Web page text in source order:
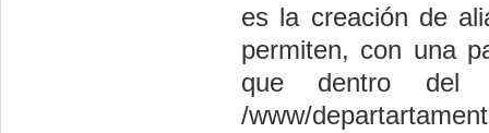
es la creación de
permiten, con una
que dentro del
/www/